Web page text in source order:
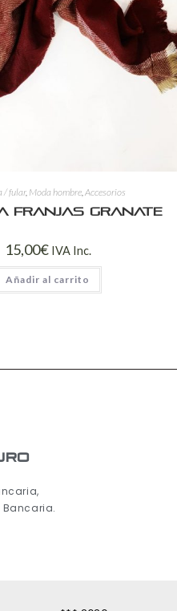
/ fular, Moda hombre, Accesorios
franjas granate
15,00€ IVA Inc.
Añadir al carrito
Bancaria.